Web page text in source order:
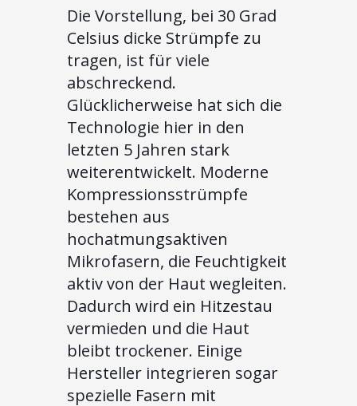
Die Vorstellung, bei 30 Grad
Celsius dicke Strümpfe zu
tragen, ist für viele
abschreckend.
Glücklicherweise hat sich die
Technologie hier in den
letzten 5 Jahren stark
weiterentwickelt. Moderne
Kompressionsstrümpfe
bestehen aus
hochatmungsaktiven
Mikrofasern, die Feuchtigkeit
aktiv von der Haut wegleiten.
Dadurch wird ein Hitzestau
vermieden und die Haut
bleibt trockener. Einige
Hersteller integrieren sogar
spezielle Fasern mit